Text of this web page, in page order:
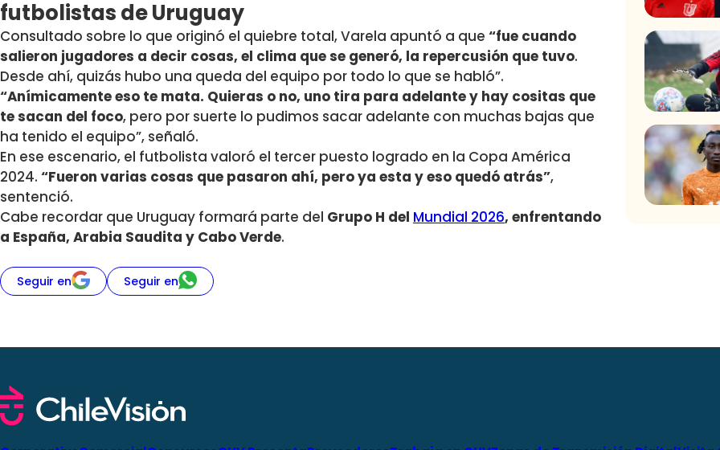
futbolistas de Uruguay
Consultado sobre lo que originó el quiebre total, Varela apuntó a que “fue cuando
salieron jugadores a decir cosas, el clima que se generó, la repercusión que tuvo.
Desde ahí, quizás hubo una queda del equipo por todo lo que se habló”.
“Anímicamente eso te mata. Quieras o no, uno tira para adelante y hay cositas que
te sacan del foco, pero por suerte lo pudimos sacar adelante con muchas bajas que
ha tenido el equipo”, señaló.
En ese escenario, el futbolista valoró el tercer puesto logrado en la Copa América
2024. “Fueron varias cosas que pasaron ahí, pero ya esta y eso quedó atrás”,
sentenció.
Cabe recordar que Uruguay formará parte del Grupo H del Mundial 2026, enfrentando
a España, Arabia Saudita y Cabo Verde.
Seguir en Seguir en